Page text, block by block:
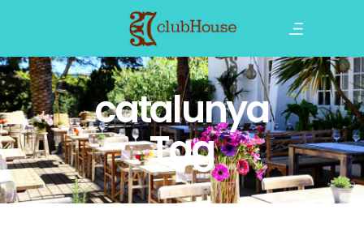
catalunya
Tag